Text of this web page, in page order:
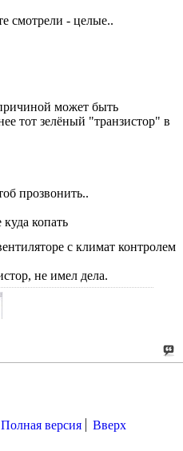
смотрели - целые..
может быть
тот зелёный "транзистор" в
прозвонить..
копать
с климат контролем
не имел дела.
Полная версия Вверх